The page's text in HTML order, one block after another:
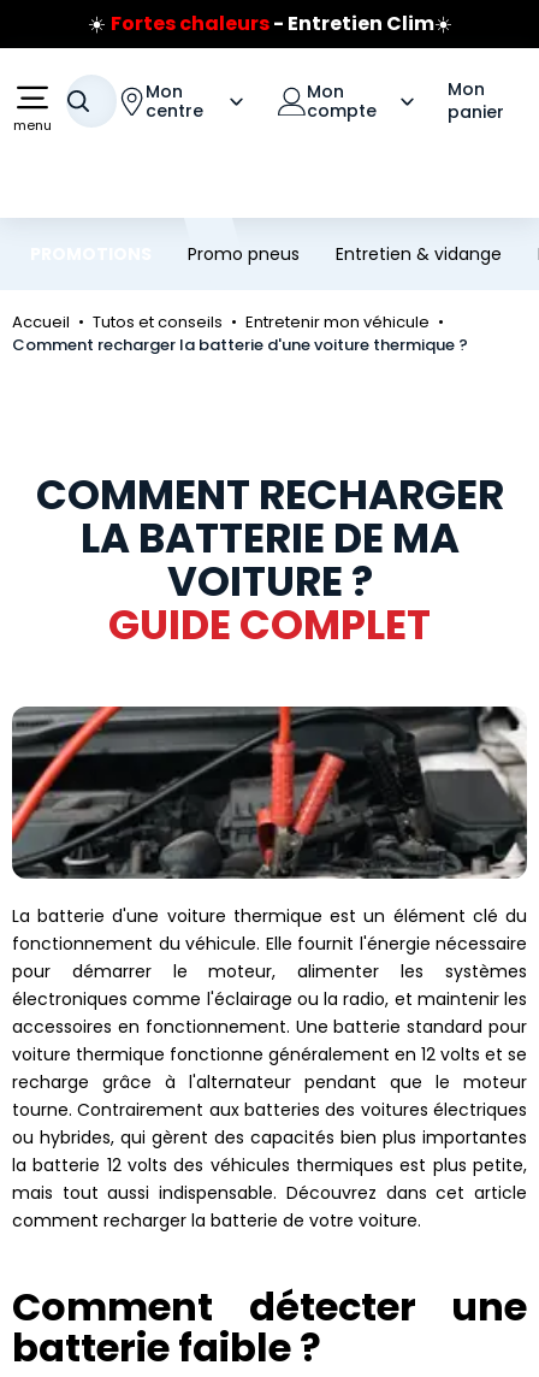
Aller au contenu principal
Aller à la navigation
Prix coûtant pneus Bridgestone
Jusqu'à 120€ remboursés
sur les pneus Bridgestone
menu
Votre recherche
Mon
centre
Mon
compte
Mon
panier
Promo pneus Entretien & vidange
Accueil Tutos et conseils
Entretenir mon véhicule
Comment recharger la batterie d'une voiture thermique ?
COMMENT RECHARGER
LA BATTERIE DE MA
VOITURE ?
GUIDE COMPLET
La batterie d'une voiture thermique est un élément clé du
fonctionnement du véhicule. Elle fournit l'énergie nécessaire
pour démarrer le moteur, alimenter les systèmes
électroniques comme l'éclairage ou la radio, et maintenir les
accessoires en fonctionnement. Une batterie standard pour
voiture thermique fonctionne généralement en 12 volts et se
recharge grâce à l'alternateur pendant que le moteur
tourne. Contrairement aux batteries des voitures électriques
ou hybrides, qui gèrent des capacités bien plus importantes
la batterie 12 volts des véhicules thermiques est plus petite,
mais tout aussi indispensable. Découvrez dans cet article
comment recharger la batterie de votre voiture.
Comment détecter une
batterie faible ?